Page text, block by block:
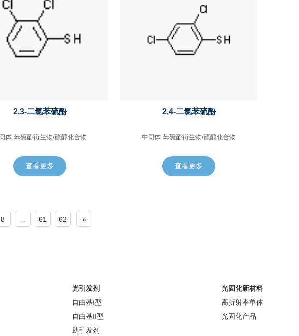
2,3-二氯苯硫酚
中间体 苯硫酚衍生物/硫醇化合物
查看更多
2,4-二氯苯硫酚
中间体 苯硫酚衍生物/硫醇化合物
查看更多
8 61 62 »
光引发剂
自由基I型
自由基II型
助引发剂
光固化新材料
高折射率单体
光固化产品